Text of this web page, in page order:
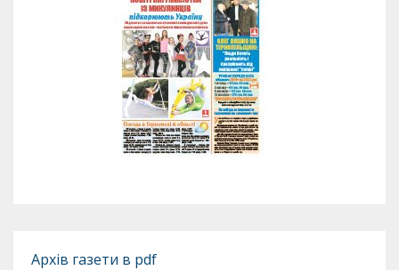
Архів газети в pdf